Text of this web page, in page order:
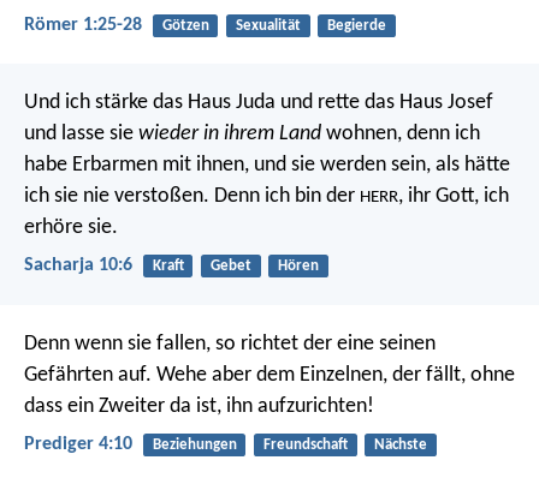
Römer 1:25-28 Götzen Sexualität Begierde
Und ich stärke das Haus Juda und rette das Haus Josef
und lasse sie wieder in ihrem Land wohnen, denn ich
habe Erbarmen mit ihnen, und sie werden sein, als hätte
ich sie nie verstoßen. Denn ich bin der HERR, ihr Gott, ich
erhöre sie.
Sacharja 10:6 Kraft Gebet Hören
Denn wenn sie fallen, so richtet der eine seinen
Gefährten auf. Wehe aber dem Einzelnen, der fällt, ohne
dass ein Zweiter da ist, ihn aufzurichten!
Prediger 4:10 Beziehungen Freundschaft Nächste